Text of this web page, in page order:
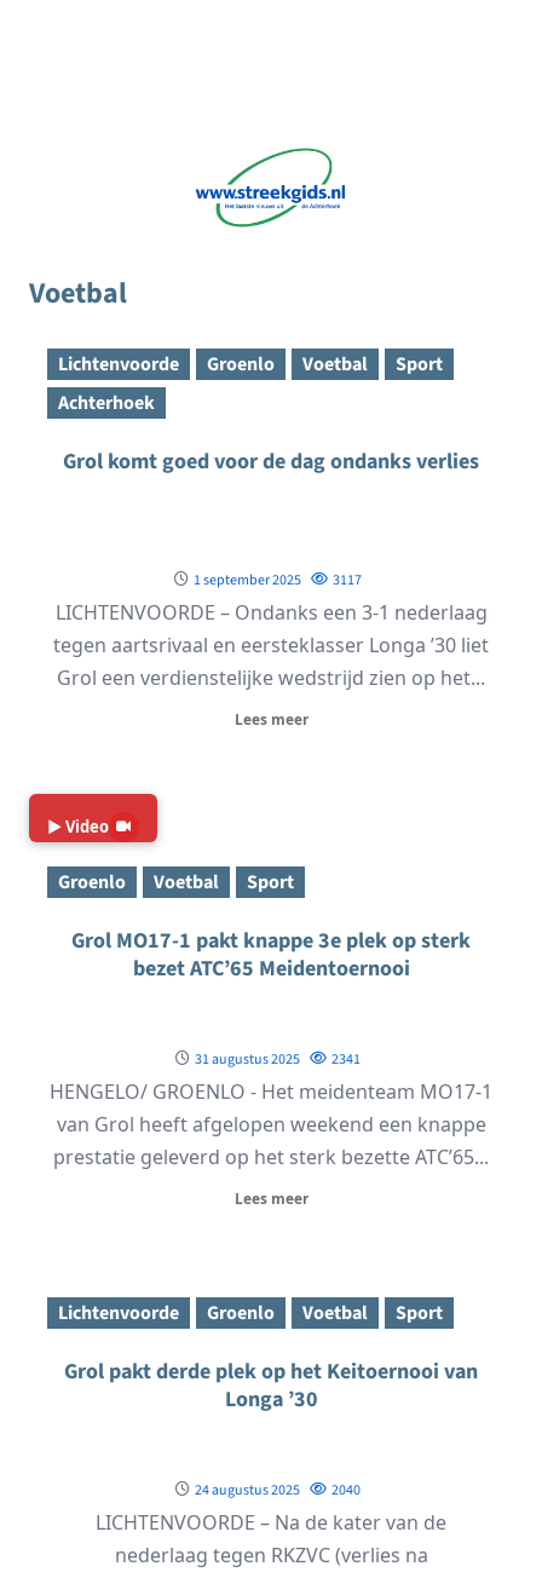
Voetbal
Lichtenvoorde Groenlo Voetbal
Sport
Achterhoek
Grol komt goed voor de dag ondanks verlies
1 september 2025 3117
LICHTENVOORDE – Ondanks een 3-1 nederlaag
tegen aartsrivaal en eersteklasser Longa ’30 liet
Grol een verdienstelijke wedstrijd zien op het...
Lees meer
Groenlo Voetbal Sport
Grol MO17-1 pakt knappe 3e plek op sterk
bezet ATC’65 Meidentoernooi
31 augustus 2025 2341
HENGELO/ GROENLO - Het meidenteam MO17-1
van Grol heeft afgelopen weekend een knappe
prestatie geleverd op het sterk bezette ATC’65...
Lees meer
Lichtenvoorde Groenlo Voetbal Sport
Grol pakt derde plek op het Keitoernooi van
Longa ’30
24 augustus 2025 2040
LICHTENVOORDE – Na de kater van de
nederlaag tegen RKZVC (verlies na